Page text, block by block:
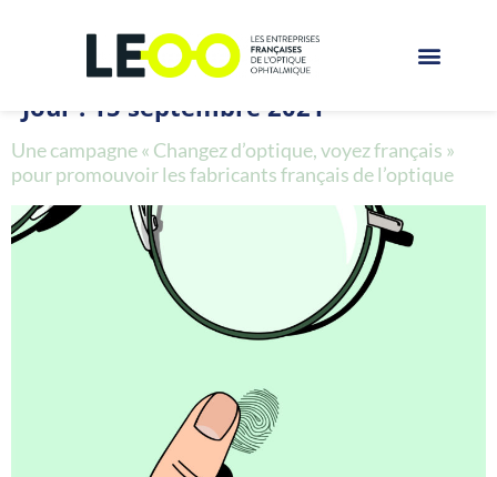
Jour : 15 septembre 2021
Une campagne « Changez d’optique, voyez français »
pour promouvoir les fabricants français de l’optique